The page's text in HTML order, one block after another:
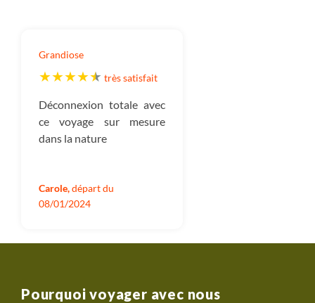
Grandiose
très satisfait
Déconnexion totale avec
ce voyage sur mesure
dans la nature
Carole,départ du
08/01/2024
Pourquoi voyager avec nous